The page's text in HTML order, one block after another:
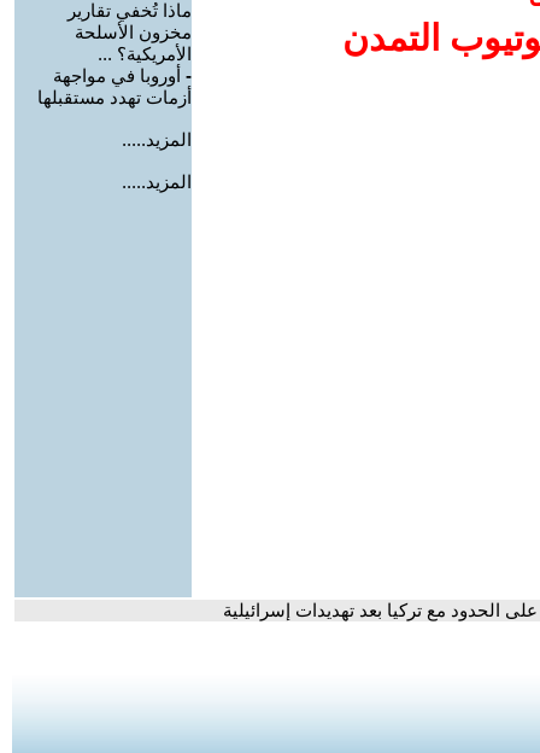
التمدن
ماذا تُخفي تقارير
مخزون الأسلحة
الأمريكية؟ ...
- أوروبا في مواجهة
أزمات تهدد مستقبلها
المزيد.....
المزيد.....
الحدود مع تركيا بعد تهديدات إسرائيلية